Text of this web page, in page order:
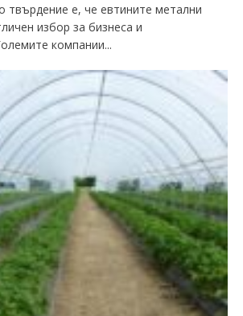
е, че евтините метални
избор за бизнеса и
компании...